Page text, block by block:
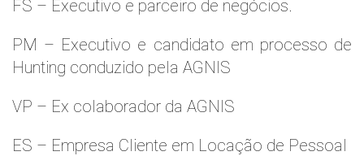
FS – Executivo e parceiro de negócios.
PM – Executivo e candidato em processo de
Hunting conduzido pela AGNIS
VP – Ex colaborador da AGNIS
ES – Empresa Cliente em Locação de Pessoal